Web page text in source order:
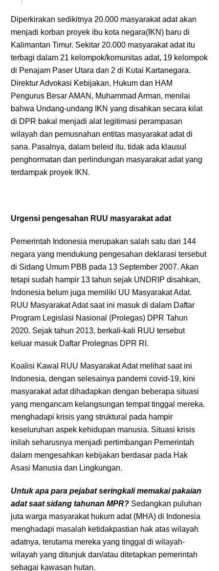
Diperkirakan sedikitnya 20.000 masyarakat adat akan
menjadi korban proyek ibu kota negara(IKN) baru di
Kalimantan Timur. Sekitar 20.000 masyarakat adat itu
terbagi dalam 21 kelompok/komunitas adat, 19 kelompok
di Penajam Paser Utara dan 2 di Kutai Kartanegara.
Direktur Advokasi Kebijakan, Hukum dan HAM
Pengurus Besar AMAN, Muhammad Arman, menilai
bahwa Undang-undang IKN yang disahkan secara kilat
di DPR bakal menjadi alat legitimasi perampasan
wilayah dan pemusnahan entitas masyarakat adat di
sana. Pasalnya, dalam beleid itu, tidak ada klausul
penghormatan dan perlindungan masyarakat adat yang
terdampak proyek IKN.
Urgensi pengesahan RUU masyarakat adat
Pemerintah Indonesia merupakan salah satu dari 144
negara yang mendukung pengesahan deklarasi tersebut
di Sidang Umum PBB pada 13 September 2007. Akan
tetapi sudah hampir 13 tahun sejak UNDRIP disahkan,
Indonesia belum juga memiliki UU Masyarakat Adat.
RUU Masyarakat Adat saat ini masuk di dalam Daftar
Program Legislasi Nasional (Prolegas) DPR Tahun
2020. Sejak tahun 2013, berkali-kali RUU tersebut
keluar masuk Daftar Prolegnas DPR RI.
Koalisi Kawal RUU Masyarakat Adat melihat saat ini
Indonesia, dengan selesainya pandemi covid-19, kini
masyarakat adat dihadapkan dengan beberapa situasi
yang mengancam kelangsungan tempat tinggal mereka.
menghadapi krisis yang struktural pada hampir
keseluruhan aspek kehidupan manusia. Situasi krisis
inilah seharusnya menjadi pertimbangan Pemerintah
dalam mengesahkan kebijakan berdasar pada Hak
Asasi Manusia dan Lingkungan.
Untuk apa para pejabat seringkali memakai pakaian
adat saat sidang tahunan MPR? Sedangkan puluhan
juta warga masyarakat hukum adat (MHA) di Indonesia
menghadapi masalah ketidakpastian hak atas wilayah
adatnya, terutama mereka yang tinggal di wilayah-
wilayah yang ditunjuk dan/atau ditetapkan pemerintah
sebagai kawasan hutan.